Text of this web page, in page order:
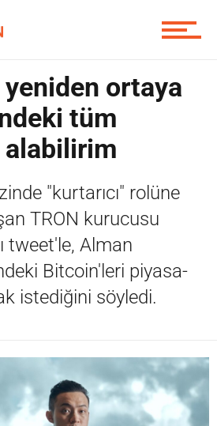
ortaya
tüm
alabilirim
"kurtarıcı" rolüne
TRON kurucusu
tweet'le, Alman
Bitcoin'leri piyasa-
istediğini söyledi.